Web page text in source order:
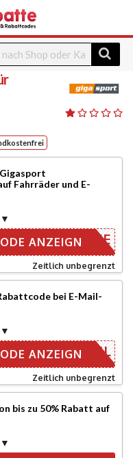
Fahrräder und E-
5PLCBIKE
ANZEIGN
Zeitlich unbegrenzt
bei E-Mail-
R E-MAIL
ANZEIGN
Zeitlich unbegrenzt
bis zu 50% Rabatt auf